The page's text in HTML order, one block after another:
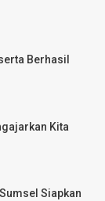
Berhasil
Kita
Siapkan